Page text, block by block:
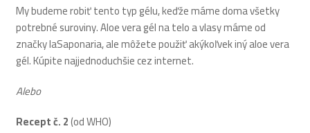
My budeme robiť tento typ gélu, keďže máme doma všetky
potrebné suroviny. Aloe vera gél na telo a vlasy máme od
značky laSaponaria, ale môžete použiť akýkoľvek iný aloe vera
gél. Kúpite najjednoduchšie cez internet.
Alebo
Recept č. 2(od WHO)